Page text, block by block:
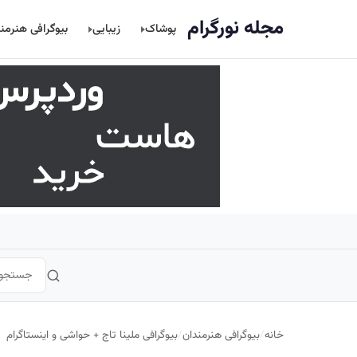
مجله نورگرام پوشاک زیبایی بیوگرافی
خانه/بیوگرافی هنرمندان/بیوگرافی ملینا تاج + حواشی و اینستاگرام